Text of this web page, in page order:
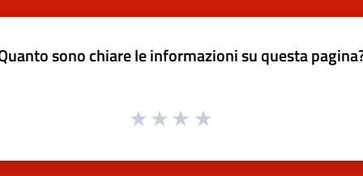
sono chiare le informazioni su questa